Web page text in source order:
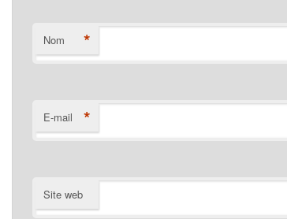
Nom *
E-mail *
Site web